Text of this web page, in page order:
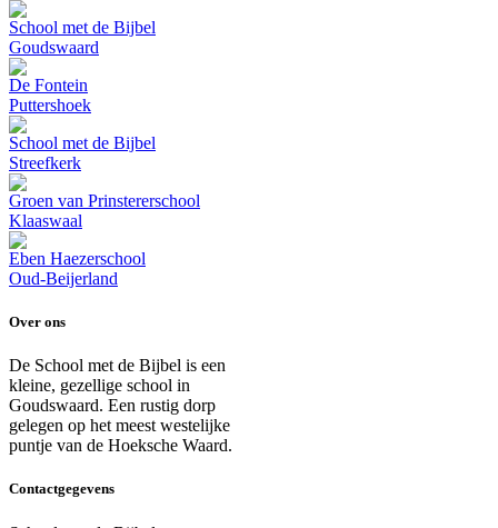
School met de Bijbel
Goudswaard
De Fontein
Puttershoek
School met de Bijbel
Streefkerk
Groen van Prinstererschool
Klaaswaal
Eben Haezerschool
Oud-Beijerland
Over ons
De School met de Bijbel is een
kleine, gezellige school in
Goudswaard. Een rustig dorp
gelegen op het meest westelijke
puntje van de Hoeksche Waard.
Contactgegevens